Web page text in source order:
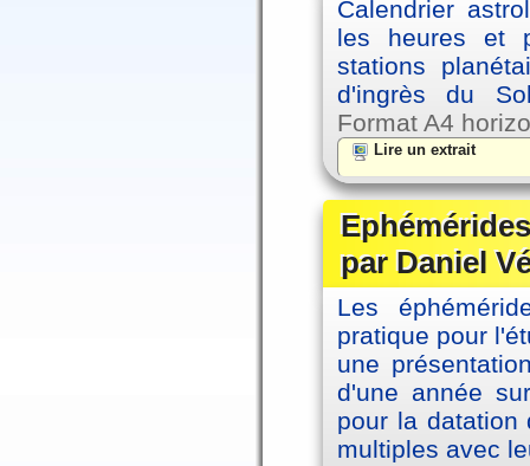
Calendrier
les heures et
stations
d'ingrès du
Format A4
Lire un extrait
par Daniel
Les
pratique pour
une
d'une année
pour la datation
multiples avec